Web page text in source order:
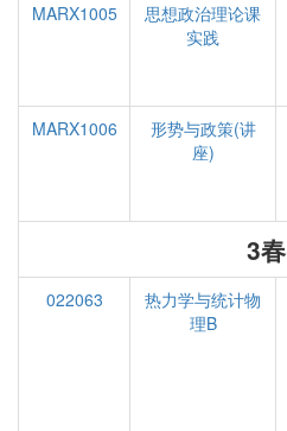
MARX1005
思想政治理论课
实践
MARX1006
形势与政策(讲
座)
3春
022063
热力学与统计物
理B